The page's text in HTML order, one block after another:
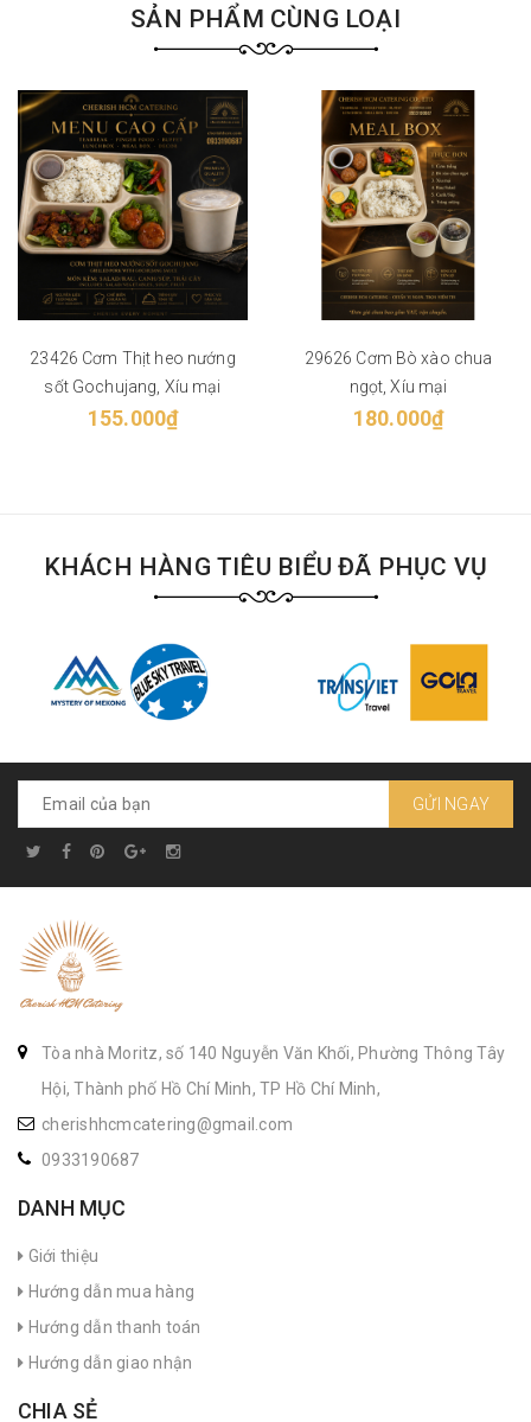
SẢN PHẨM CÙNG LOẠI
23426 Cơm Thịt heo nướng
sốt Gochujang, Xíu mại
155.000₫
29626 Cơm Bò xào chua
ngọt, Xíu mại
180.000₫
KHÁCH HÀNG TIÊU BIỂU ĐÃ PHỤC VỤ
GỬI NGAY
Tòa nhà Moritz, số 140 Nguyễn Văn Khối, Phường Thông Tây
Hội, Thành phố Hồ Chí Minh, TP Hồ Chí Minh,
cherishhcmcatering@gmail.com
0933190687
DANH MỤC
Giới thiệu
Hướng dẫn mua hàng
Hướng dẫn thanh toán
Hướng dẫn giao nhận
CHIA SẺ